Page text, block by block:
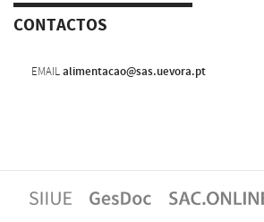
CONTACTOS
EMAILalimentacao@sas.uevora.pt